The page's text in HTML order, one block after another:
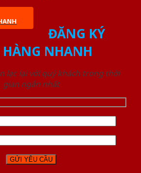
ĐĂNG KÝ
NHANH
lạc lại với quý khách trong thời
gian ngắn nhất